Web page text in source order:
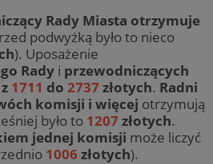
Rady Miasta otrzymuje
podwyżką było to nieco
). Uposażenie
Rady i przewodniczących
z 1711 do 2737 złotych. Radni
komisji i więcej otrzymują
było to 1207 złotych.
jednej komisji może liczyć
1006 złotych).